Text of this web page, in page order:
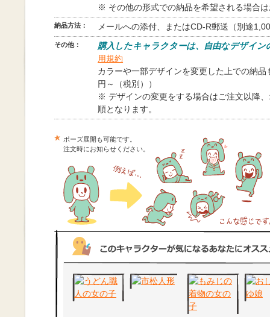
※ その他の形式での納品を希望される場合
納品方法： メールへの添付、またはCD-R郵送（別途
その他：
購入したキャラクターは、自由なデザイン
用規約
カラーや一部デザインを変更した上での納
円～（税別））
※ デザインの変更をする場合はご注文以降
順となります。
ポーズ展開も可能です。
注文時にお知らせください。